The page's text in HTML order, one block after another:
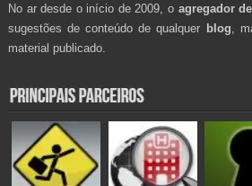
No ar desde o início de 2009, o agregador
sugestões de conteúdo de qualquer blog ,
material publicado.